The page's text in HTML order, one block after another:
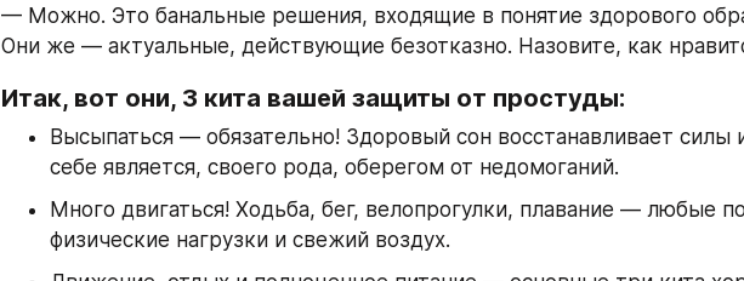
— Можно. Это банальные решения, входящие в понятие здорового
Они же — актуальные, действующие безотказно. Назовите, как
Итак, вот они, 3 кита вашей защиты от простуды:
Высыпаться — обязательно! Здоровый сон восстанавливает силы
себе является, своего рода, оберегом от недомоганий.
Много двигаться! Ходьба, бег, велопрогулки, плавание — любые
физические нагрузки и свежий воздух.